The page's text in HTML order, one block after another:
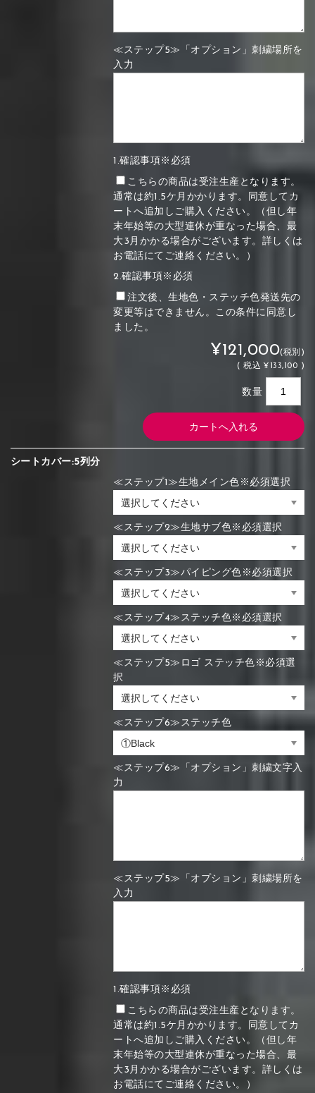
≪ステップ5≫「オプション」刺繍場所を
入力
1.確認事項※必須
こちらの商品は受注生産となります。
通常は約1.5ケ月かかります。同意してカ
ートへ追加しご購入ください。（但し年
末年始等の大型連休が重なった場合、最
大3月かかる場合がございます。詳しくは
お電話にてご連絡ください。）
2.確認事項※必須
注文後、生地色・ステッチ色発送先の
変更等はできません。この条件に同意し
ました。
¥121,000(税別)
(税込 ¥133,100 )
数量
シートカバー:5列分
≪ステップ1≫生地メイン色※必須選択
≪ステップ2≫生地サブ色※必須選択
≪ステップ3≫パイピング色※必須選択
≪ステップ4≫ステッチ色※必須選択
≪ステップ5≫ロゴ ステッチ色※必須選
択
≪ステップ6≫ステッチ色
≪ステップ6≫「オプション」刺繍文字入
力
≪ステップ5≫「オプション」刺繍場所を
入力
1.確認事項※必須
こちらの商品は受注生産となります。
通常は約1.5ケ月かかります。同意してカ
ートへ追加しご購入ください。（但し年
末年始等の大型連休が重なった場合、最
大3月かかる場合がございます。詳しくは
お電話にてご連絡ください。）